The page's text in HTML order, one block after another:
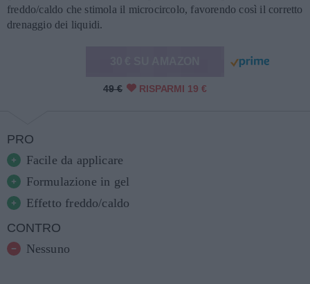
freddo/caldo che stimola il microcircolo, favorendo così il corretto
drenaggio dei liquidi.
49 € RISPARMI 19 €
PRO
Facile da applicare
Formulazione in gel
Effetto freddo/caldo
CONTRO
Nessuno